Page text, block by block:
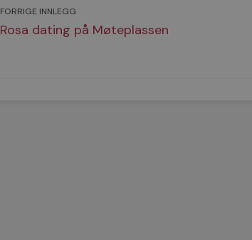
FORRIGE INNLEGG
Rosa dating på Møteplassen